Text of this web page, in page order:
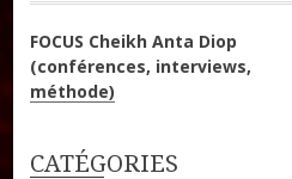
Navigation
de
FOCUS Cheikh Anta Diop
(conférences, interviews,
méthode)
CATÉGORIES